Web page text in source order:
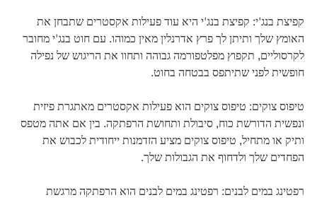
קפיצת בנג'י: קפיצת בנג'י היא עוד פעילות אקסטרים שתבחן את
האומץ שלך ותיתן לך פרץ אדרנלין מאין כמוהו. עם חוט בנג'י מחובר
לקרסוליים, תקפוץ מפלטפורמה גבוהה ותחוו את הריגוש של נפילה
חופשית לפני שתיתפס בבטחה בחוט.
טיפוס צוקים: טיפוס צוקים הוא פעילות אקסטרים מאתגרת פיזית
ונפשית הדורשת כוח, סיבולת ותחושת הרפתקה. בין אם אתה מטפס
ותיק או מתחיל, טיפוס צוקים מציע הזדמנות ייחודית לכבוש את
הפחדים שלך ולדחוף את הגבולות שלך.
רפטינג במים לבנים: רפטינג במים לבנים הוא הרפתקה מרגשת